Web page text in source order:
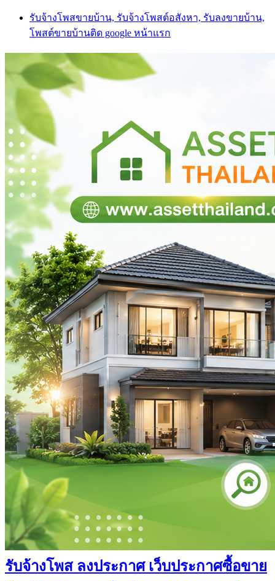
Skip
content
รับจ้างโพสขายบ้าน, รับจ้างโพสต์อสังหา, รับลงขายบ้าน,
โพสต์ขายบ้านติด google หน้าแรก
รับจ้างโพส ลงประกาศ เว็บประกาศซื้อขาย